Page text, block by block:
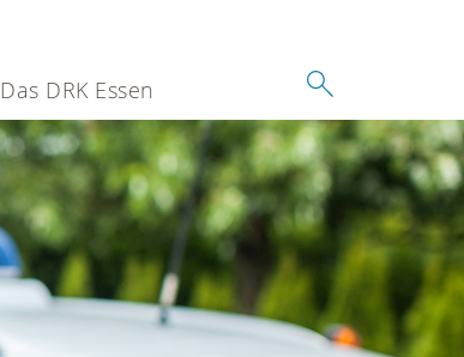
Das DRK Essen